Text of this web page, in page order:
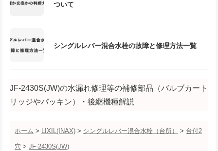
ついて
シングルレバー混合水栓の故障と修理方法一覧
JF-2430S(JW)の水漏れ修理等の補修部品（バルブカート
リッジやパッキン）・後継機種解説
ホーム > LIXIL(INAX) > シングルレバー混合水栓（台所） > 台付2
穴 > JF-2430S(JW)